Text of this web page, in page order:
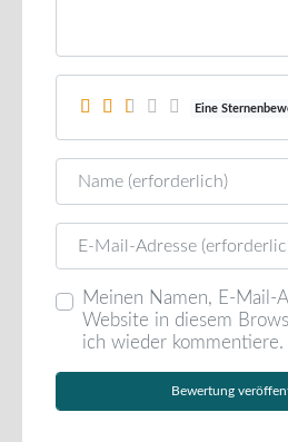
Eine
Name
E-Mail
Meinen Namen, E-Mail-
Website in diesem
ich wieder kommentiere.